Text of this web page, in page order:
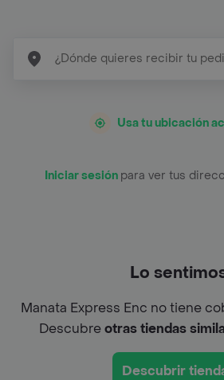
Usa tu ubicación
Iniciar sesión para ver tus
Lo
Manata Express Enc no tiene
Descubreotras tiendas
Descubrir